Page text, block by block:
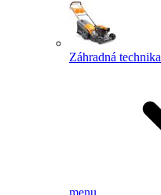
Záhradná technika
menu